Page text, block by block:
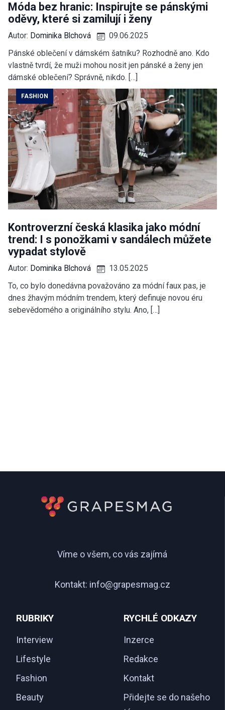
Móda bez hranic: Inspirujte se pánskými
oděvy, které si zamilují i ženy
Autor: Dominika Blchová
09.06.2025
Pánské oblečení v dámském šatníku? Rozhodně ano. Kdo
vlastně tvrdí, že muži mohou nosit jen pánské a ženy jen
dámské oblečení? Správně, nikdo. […]
FASHION
Kontroverzní česká klasika jako módní
trend: I s ponožkami v sandálech můžete
vypadat stylově
Autor: Dominika Blchová
13.05.2025
To, co bylo donedávna považováno za módní faux pas, je
dnes žhavým módním trendem, který definuje novou éru
sebevědomého a originálního stylu. Ano, […]
Víme o všem, co vás zajímá
Kontakt: info@grapesmag.cz
RUBRIKY
Interview
Lifestyle
Fashion
Beauty
RYCHLÉ ODKAZY
Inzerce
Redakce
Kontakt
Přidejte se do našeho